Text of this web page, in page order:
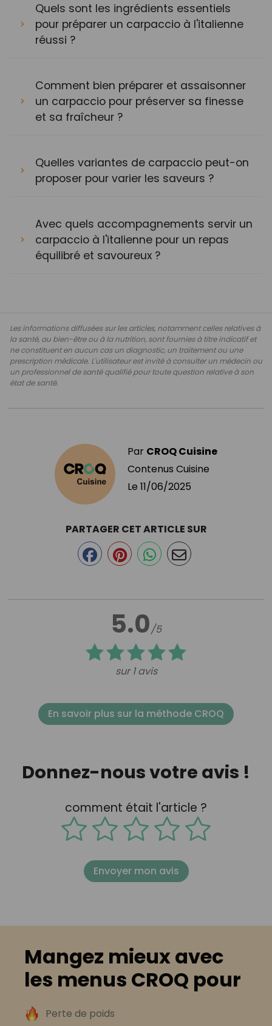
Quels sont les ingrédients essentiels
pour préparer un carpaccio à l'italienne
réussi ?
Comment bien préparer et assaisonner
un carpaccio pour préserver sa finesse
et sa fraîcheur ?
Quelles variantes de carpaccio peut-on
proposer pour varier les saveurs ?
Avec quels accompagnements servir un
carpaccio à l'italienne pour un repas
équilibré et savoureux ?
Les informations diffusées sur les articles, notamment celles relatives à
la santé, au bien-être ou à la nutrition, sont fournies à titre indicatif et
ne constituent en aucun cas un diagnostic, un traitement ou une
prescription médicale. L'utilisateur est invité à consulter un médecin ou
un professionnel de santé qualifié pour toute question relative à son
état de santé.
Par CROQ Cuisine
Contenus Cuisine
Le 11/06/2025
5.0/5
sur 1 avis
PARTAGER CET ARTICLE SUR
En savoir plus sur la méthode CROQ
Donnez-nous votre avis !
comment était l'article ?
Envoyer mon avis
Mangez mieux avec
les menus CROQ pour
Perte de poids